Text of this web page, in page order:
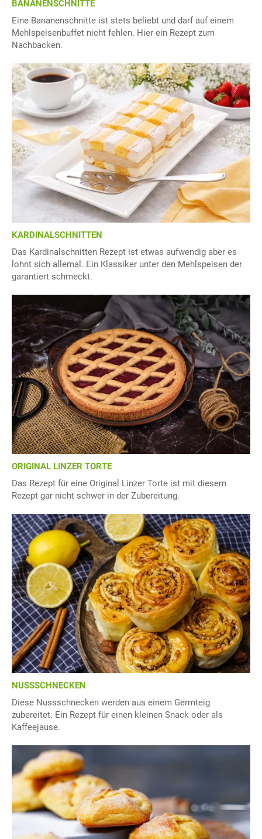
BANANENSCHNITTE
Eine Bananenschnitte ist stets beliebt und darf auf einem
Mehlspeisenbuffet nicht fehlen. Hier ein Rezept zum
Nachbacken.
KARDINALSCHNITTEN
Das Kardinalschnitten Rezept ist etwas aufwendig aber es
lohnt sich allemal. Ein Klassiker unter den Mehlspeisen der
garantiert schmeckt.
ORIGINAL LINZER TORTE
Das Rezept für eine Original Linzer Torte ist mit diesem
Rezept gar nicht schwer in der Zubereitung.
NUSSSCHNECKEN
Diese Nussschnecken werden aus einem Germteig
zubereitet. Ein Rezept für einen kleinen Snack oder als
Kaffeejause.